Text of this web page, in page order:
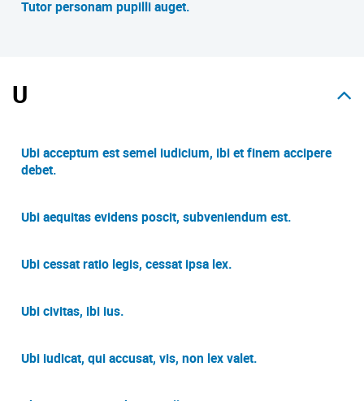
Tutor personam pupilli auget.
U
Ubi acceptum est semel iudicium, ibi et finem accipere
debet.
Ubi aequitas evidens poscit, subveniendum est.
Ubi cessat ratio legis, cessat ipsa lex.
Ubi civitas, ibi ius.
Ubi iudicat, qui accusat, vis, non lex valet.